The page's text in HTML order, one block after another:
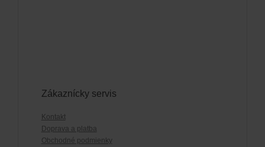
Zákaznícky servis
Kontakt
Doprava a platba
Obchodné podmienky